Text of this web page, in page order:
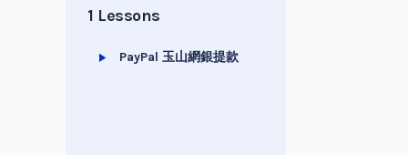
1 Lessons
PayPal 玉山網銀提款